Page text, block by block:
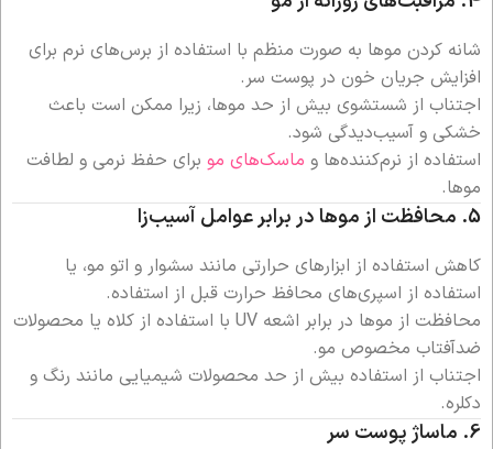
شانه کردن موها به صورت منظم با استفاده از برس‌های نرم برای
افزایش جریان خون در پوست سر.
اجتناب از شستشوی بیش از حد موها، زیرا ممکن است باعث
خشکی و آسیب‌دیدگی شود.
استفاده از نرم‌کننده‌ها و ماسک‌های مو برای حفظ نرمی و لطافت
موها.
5. محافظت از موها در برابر عوامل آسیب‌زا
کاهش استفاده از ابزارهای حرارتی مانند سشوار و اتو مو، یا
استفاده از اسپری‌های محافظ حرارت قبل از استفاده.
محافظت از موها در برابر اشعه UV با استفاده از کلاه یا محصولات
ضدآفتاب مخصوص مو.
اجتناب از استفاده بیش از حد محصولات شیمیایی مانند رنگ و
دکلره.
6. ماساژ پوست سر